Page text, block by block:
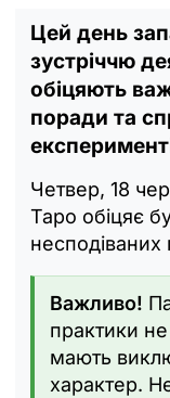
Цей день
зустріччю
обіцяють
поради та
Четвер, 18
Таро обіцяє
несподіваних
Важливо!
практики
мають
характер.